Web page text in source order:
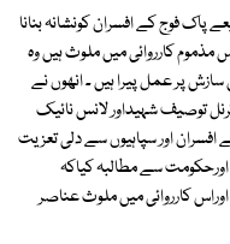
فوج کے افسران کونشانہ بنانا
کارروائی میں ملوث ہیں وہ
پر عمل پیرا ہیں ۔ انھوں نے
توصیف شہیداور لانس نائیک
افسران اور سپاہیوں سے دلی تعزیت
سے مطالبہ کیاکہ
کارروائی میں ملوث عناصر